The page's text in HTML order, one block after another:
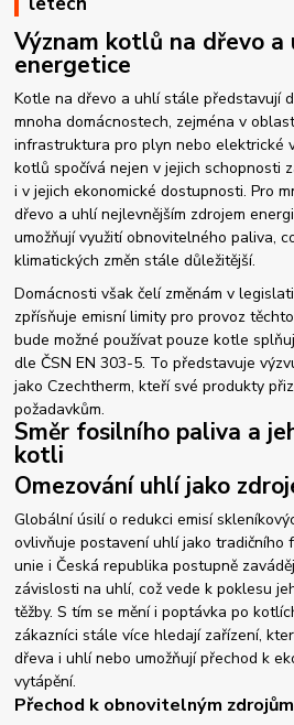
Význam kotlů na dřevo a
energetice
Kotle na dřevo a uhlí stále představují
mnoha domácnostech, zejména v
infrastruktura pro plyn nebo elektrické
kotlů spočívá nejen v jejich schopnosti
i v jejich ekonomické dostupnosti. Pro
dřevo a uhlí nejlevnějším zdrojem
umožňují využití obnovitelného paliva,
klimatických změn stále důležitější.
Domácnosti však čelí změnám v
zpřísňuje emisní limity pro provoz
bude možné používat pouze kotle
dle ČSN EN 303-5. To představuje
jako Czechtherm, kteří své produkty
požadavkům.
Směr fosilního paliva a
kotli
Omezování uhlí jako
Globální úsilí o redukci emisí
ovlivňuje postavení uhlí jako tradičního
unie i Česká republika postupně
závislosti na uhlí, což vede k poklesu
těžby. S tím se mění i poptávka po
zákazníci stále více hledají zařízení,
dřeva i uhlí nebo umožňují přechod k
vytápění.
Přechod k obnovitelným